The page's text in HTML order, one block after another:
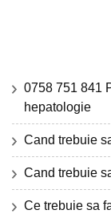
0758 751 841
hepatologie
Cand trebuie
Cand trebuie
Ce trebuie sa